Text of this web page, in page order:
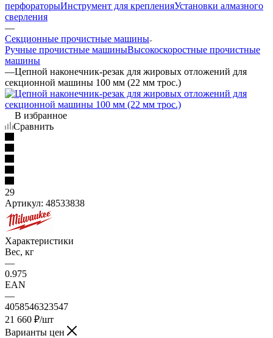
перфораторыИнструмент для крепленияУстановки алмазного
сверления
—
Секционные прочистные машины
Ручные прочистные машиныВысокоскоростные прочистные
машины
—Цепной наконечник-резак для жировых отложений для
секционной машины 100 мм (22 мм трос.)
В избранное
Сравнить
29
Артикул: 48533838
Характеристики
Вес, кг
—
0.975
EAN
—
4058546323547
21 660 ₽/шт
Варианты цен